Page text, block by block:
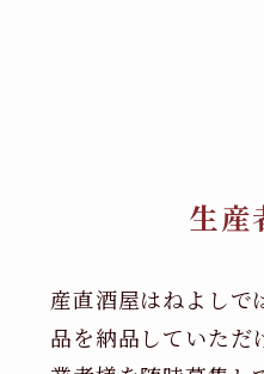
生産
産直酒屋はねよしで
品を納品していただ